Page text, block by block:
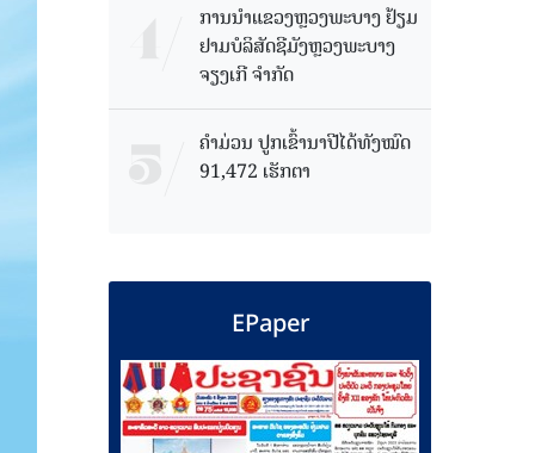
ການນຳແຂວງຫຼວງພະບາງ ຢ້ຽມ​
ຢາມບໍ​ລິ​ສັດຊີມັງຫຼວງພະບາງ
ຈຽງເກີ ຈໍາກັດ
ຄໍາມ່ວນ ປູກເຂົ້ານາປີໄດ້ທັງໝົດ
91,472 ເຮັກຕາ
EPaper